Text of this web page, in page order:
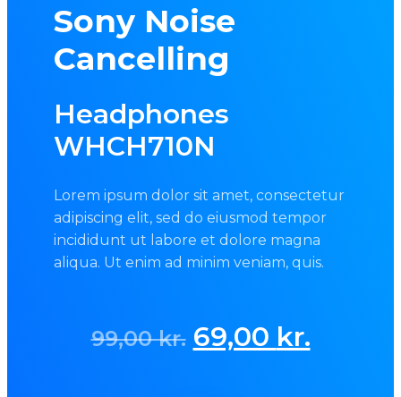
Sony Noise
Cancelling
Headphones
WHCH710N
Lorem ipsum dolor sit amet, consectetur
adipiscing elit, sed do eiusmod tempor
incididunt ut labore et dolore magna
aliqua. Ut enim ad minim veniam, quis.
99,00kr. Original
69,00 kr.